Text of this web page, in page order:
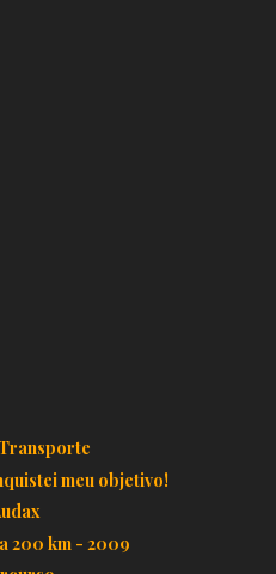
meu objetivo!
200 km - 2009